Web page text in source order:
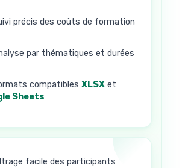
précis des coûts de formation
par thématiques et durées
compatibles XLSXet
Sheets
facile des participants